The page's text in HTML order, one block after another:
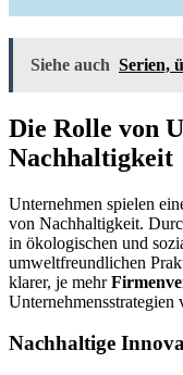
Siehe auch Serien,
Die Rolle von
Nachhaltigkeit
Unternehmen spielen
von Nachhaltigkeit.
in ökologischen und
umweltfreundlichen
klarer, je mehr
Unternehmensstrategien
Nachhaltige